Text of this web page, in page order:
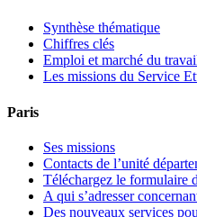
Synthèse thématique
Chiffres clés
Emploi et marché du
Les missions du Service
Paris
Ses missions
Contacts de l’unité
Téléchargez le formulaire
A qui s’adresser
Des nouveaux services